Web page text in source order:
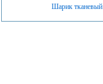
Шарик тканевый